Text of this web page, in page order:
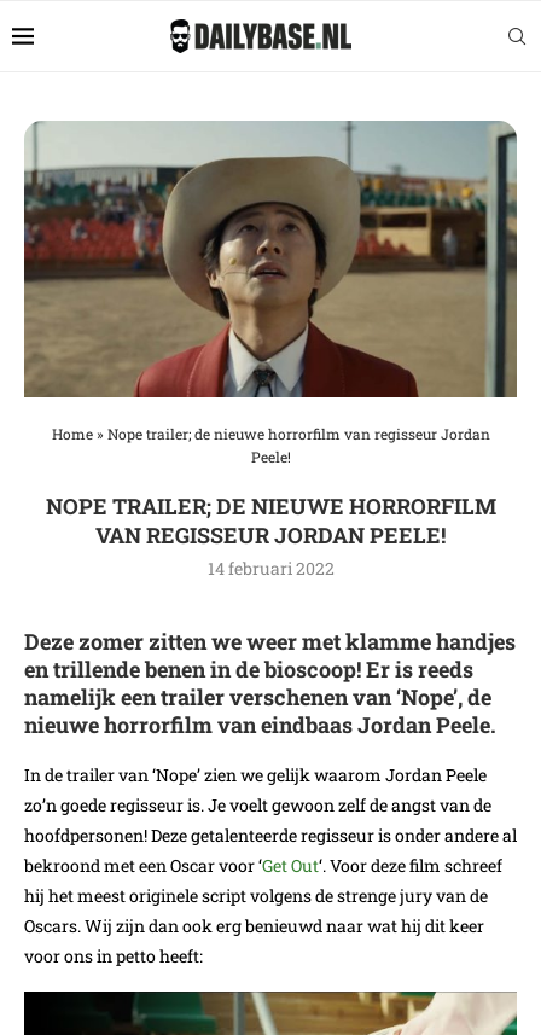
Home» Nope trailer; de nieuwe horrorfilm van regisseur Jordan
Peele!
NOPE TRAILER; DE NIEUWE HORRORFILM
VAN REGISSEUR JORDAN PEELE!
14 februari 2022
Deze zomer zitten we weer met klamme handjes
en trillende benen in de bioscoop! Er is reeds
namelijk een trailer verschenen van ‘Nope’, de
nieuwe horrorfilm van eindbaas Jordan Peele.
In de trailer van ‘Nope’ zien we gelijk waarom Jordan Peele
zo’n goede regisseur is. Je voelt gewoon zelf de angst van de
hoofdpersonen! Deze getalenteerde regisseur is onder andere al
bekroond met een Oscar voor ‘Get Out‘. Voor deze film schreef
hij het meest originele script volgens de strenge jury van de
Oscars. Wij zijn dan ook erg benieuwd naar wat hij dit keer
voor ons in petto heeft: